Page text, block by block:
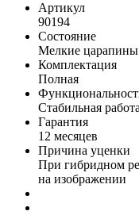
Артикул
90194
Состояние
Мелкие царапины
Комплектация
Полная
Стабильная
Гарантия
12 месяцев
Причина уценки
При гибридном
на изображении